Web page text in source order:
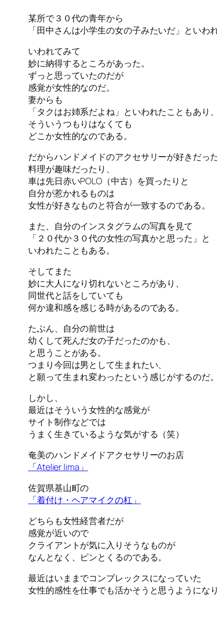
某所で３０代の青年から
「田中さんは小学生の女の子みたいだ」といわ
いわれてみて
妙に納得するところがあった。
ずっと思っていたのだが
感覚が女性的なのだ。
妻からも
「タクはお姉系だよね」といわれたこともあり、
そういうつもりはなくても
どこか女性的なのである。
だからハンドメイドのアクセサリーが好きだっ
料理が趣味だったり、
車は先日赤いPOLO（中古）を買ったりと
自分が惹かれるものは
女性が好きなものと符合が一致するのである。
また、自分のインスタグラムの写真を見て
「２０代か３０代の女性の写真かと思った」と
いわれたこともある。
そしてまた
妙に大人になり切れないところがあり、
同世代と話をしていても
何か違和感を感じる時があるのである。
たぶん、自分の前世は
幼くして死んだ女の子だったのかも、
と思うことがある。
つまり今回は男として生まれたい、
と願って生まれ変わったという感じがするのだ。
しかし、
最近はそういう女性的な感覚が
サイト制作などでは
うまく生きているような気がする（笑）
奄美のハンドメイドアクセサリーのお店
「Atelier lima」
佐賀県基山町の
「着付け・ヘアマイクの杠」
どちらも女性経営者だが
感覚が近いので
クライアントが気に入りそうなものが
なんとなく、ピンとくるのである。
最近はいままでコンプレックスになっていた
女性的感性を仕事でも活かそうと思うようにな